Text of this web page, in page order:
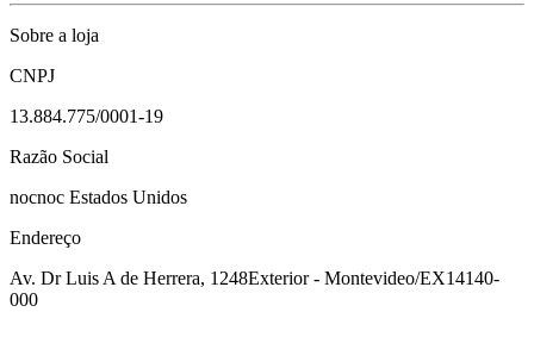
Sobre a loja
CNPJ
13.884.775/0001-19
Razão Social
nocnoc Estados Unidos
Endereço
Av. Dr Luis A de Herrera, 1248Exterior - Montevideo/EX14140-
000